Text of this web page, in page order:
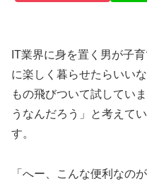
IT業界に身を置く男が子
に楽しく暮らせたらいい
もの飛びついて試してい
うなんだろう」と考えて
す。
「へー、こんな便利なの